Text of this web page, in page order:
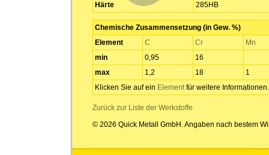
Härte
285HB
Chemische Zusammensetzung (in Gew. %)
Element
C Cr
Mn
min
0,95
16
max
1,2 18
1
Klicken Sie auf ein Elementfür weitere Informationen.
Zurück zur Liste der Werkstoffe
© 2026 Quick Metall GmbH. Angaben nach bestem